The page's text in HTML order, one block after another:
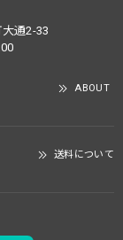
通2-33
ABOUT
送料について